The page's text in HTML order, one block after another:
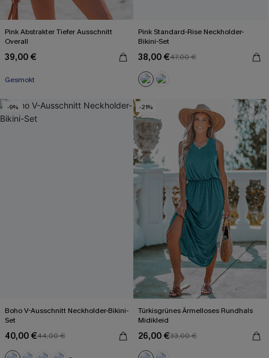
Pink Abstrakter Tiefer Ausschnitt
Overall
39,00 €
Mit Gratis-Maßband
Pink Standard-Rise Neckholder-
Bikini-Set
38,00 €47,00 €
-9%
Boho V-Ausschnitt Neckholder-Bikini-
Set
40,00 €44,00 €
-21%
Türkisgrünes Ärmelloses Rundhals
Midikleid
26,00 €33,00 €